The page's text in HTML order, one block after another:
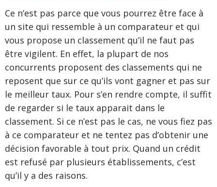
Ce n’est pas parce que vous pourrez être face à
un site qui ressemble à un comparateur et qui
vous propose un classement qu’il ne faut pas
être vigilent. En effet, la plupart de nos
concurrents proposent des classements qui ne
reposent que sur ce qu’ils vont gagner et pas sur
le meilleur taux. Pour s’en rendre compte, il suffit
de regarder si le taux apparait dans le
classement. Si ce n’est pas le cas, ne vous fiez pas
à ce comparateur et ne tentez pas d’obtenir une
décision favorable à tout prix. Quand un crédit
est refusé par plusieurs établissements, c’est
qu’il y a des raisons.